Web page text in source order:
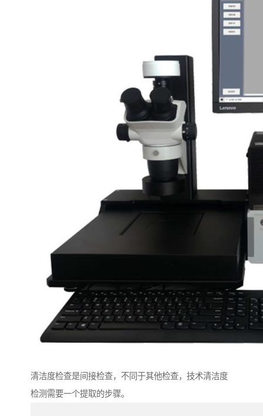
清洁度检查是间接检查，不同于其他检查，技术清洁度
检测需要一个提取的步骤。